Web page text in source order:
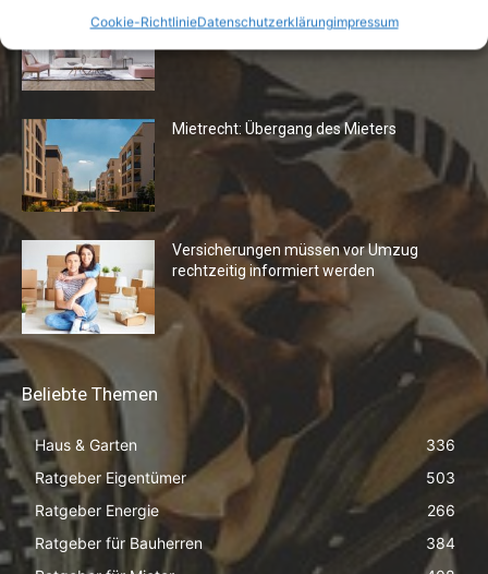
Cookie-RichtlinieDatenschutzerklärungimpressum
Wohnzimmer
Mietrecht: Übergang des Mieters
Versicherungen müssen vor Umzug
rechtzeitig informiert werden
Beliebte Themen
Haus & Garten
336
Ratgeber Eigentümer
503
Ratgeber Energie
266
Ratgeber für Bauherren
384